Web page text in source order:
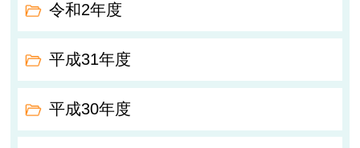
令和2年度
平成31年度
平成30年度